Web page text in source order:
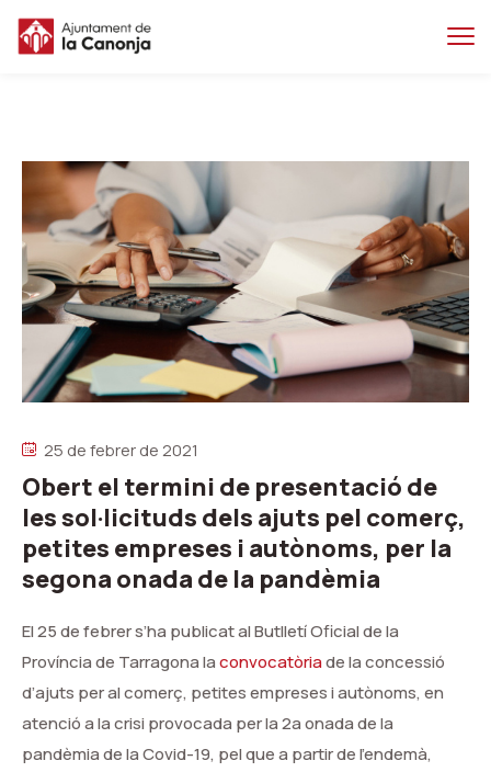
Salta
al
contingut
Salta
la
25 de febrer de 2021
Obert el termini de presentació de
les sol·licituds dels ajuts pel comerç,
petites empreses i autònoms, per la
segona onada de la pandèmia
El 25 de febrer s’ha publicat al ButlletíOficial de la
Província de Tarragona laconvocatòriade la concessió
d’ajuts per al comerç, petites empreses i autònoms, en
atencióa la crisi provocada per la 2a onada de la
pandèmia de la Covid-19, pel que a partir de l’endemà,